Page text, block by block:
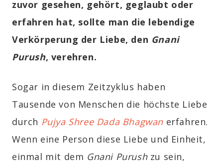
zuvor gesehen, gehört, geglaubt oder
erfahren hat, sollte man die lebendige
Verkörperung der Liebe, den Gnani
Purush, verehren.
Sogar in diesem Zeitzyklus haben
Tausende von Menschen die höchste Liebe
durch Pujya Shree Dada Bhagwan erfahren.
Wenn eine Person diese Liebe und Einheit,
einmal mit dem Gnani Purushzu sein,